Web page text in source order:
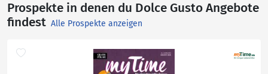
Prospekte in denen du Dolce Gusto Angebote
findest Alle Prospekte anzeigen